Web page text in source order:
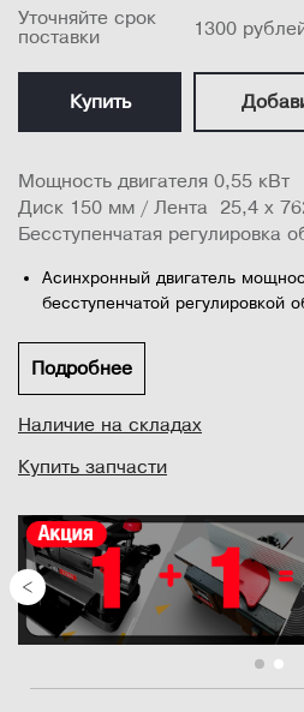
Уточняйте срок
поставки
1300
Купить
Мощность двигателя 0,55 кВт
Диск 150 мм / Лента 25,4 х
Бесступенчатая регулировка
Асинхронный двигатель
бесступенчатой регулировкой
Стабильное поддержание
нагрузки.
узле шлифовального диска.
Рабочий стол из литого
шлифовальной ленты, так и
Подробнее
Наличие на складах
Купить запчасти